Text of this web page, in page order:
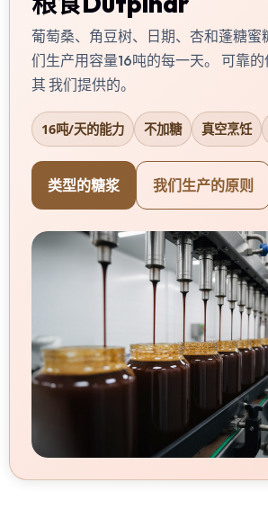
葡萄桑、角豆树、日期、杏和蓬糖蜜
们生产用容量16吨的每一天。 可靠
其 我们提供的。
16吨/天的能力 不加糖 真空烹饪
类型的糖浆 我们生产的原则